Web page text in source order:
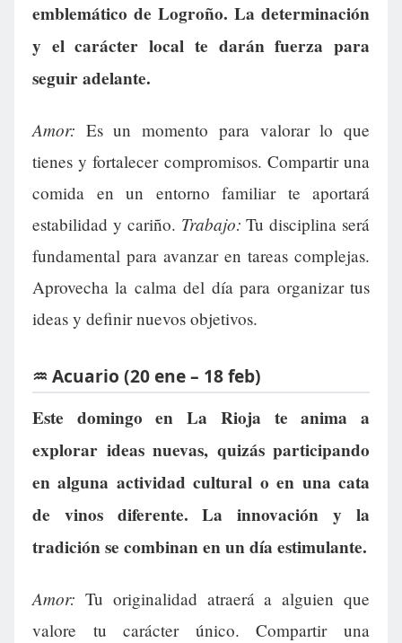
emblemático de Logroño. La determinación
y el carácter local te darán fuerza para
seguir adelante.
Amor: Es un momento para valorar lo que
tienes y fortalecer compromisos. Compartir una
comida en un entorno familiar te aportará
estabilidad y cariño. Trabajo: Tu disciplina será
fundamental para avanzar en tareas complejas.
Aprovecha la calma del día para organizar tus
ideas y definir nuevos objetivos.
♒ Acuario (20 ene – 18 feb)
Este domingo en La Rioja te anima a
explorar ideas nuevas, quizás participando
en alguna actividad cultural o en una cata
de vinos diferente. La innovación y la
tradición se combinan en un día estimulante.
Amor: Tu originalidad atraerá a alguien que
valore tu carácter único. Compartir una